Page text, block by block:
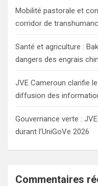
Mobilité pastorale et
corridor de
Santé et agriculture :
dangers des engrais
JVE Cameroun clarifie
diffusion des
Gouvernance verte :
durant l’UniGoVe 2026
Commentaires